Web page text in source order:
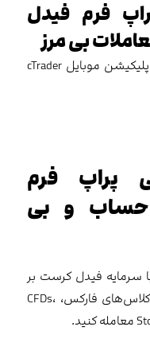
فرم فیدل
بی مرز
در پراپ Fidel Crest معامله بر بستر اپلیکیشن موبایل cTrader
پراپ فرم
و بی
سرمایه فیدل کرست بر
روی بیش از 175 ابزار معاملاتی، در کلاس‌های فارکس، CFDs،